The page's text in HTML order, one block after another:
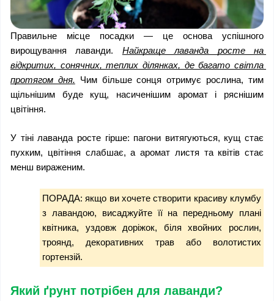
Правильне місце посадки — це основа успішного
вирощування лаванди. Найкраще лаванда росте на
відкритих, сонячних, теплих ділянках, де багато світла
протягом дня. Чим більше сонця отримує рослина, тим
щільнішим буде кущ, насиченішим аромат і ряснішим
цвітіння.
У тіні лаванда росте гірше: пагони витягуються, кущ стає
пухким, цвітіння слабшає, а аромат листя та квітів стає
менш вираженим.
ПОРАДА: якщо ви хочете створити красиву клумбу
з лавандою, висаджуйте її на передньому плані
квітника, уздовж доріжок, біля хвойних рослин,
троянд, декоративних трав або волотистих
гортензій.
Який ґрунт потрібен для лаванди?